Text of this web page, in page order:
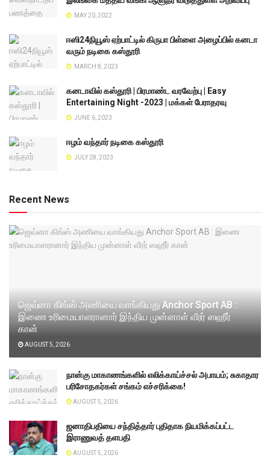
MAY 20, 2022
ஈஸி24நியூஸ் ஏற்பாட்டில் கிருபா பிள்ளை அழைப்பில் கனடா
வரும் நடிகை கஸ்தூரி
MARCH 8, 2023
கனடாவில் கஸ்தூரி | பிரமாண்ட வரவேற்பு | Easy
Entertaining Night -2023 | மக்கள் பேராதரவு
JUNE 6, 2023
ஈழம் வந்தார் நடிகை கஸ்தூரி
JULY 28, 2023
Recent News
ஜெவ்னா கிங்ஸ் அணியை வாங்கியது Anchor Sport AB :
இணை உரிமையாளரானார் இந்திய முன்னாள் வீரர் ஸஹீர்
கான்
AUGUST 5, 2026
நான்கு மாகாணங்களில் எலிக்காய்ச்சல் அபாயம்; சுகாதார
பரிசோதகர்கள் சங்கம் எச்சரிக்கை!
AUGUST 5, 2026
ஜனாதிபதியை சந்தித்தார் புதிதாக நியமிக்கப்பட்ட
இராணுவத் தளபதி
AUGUST 5, 2026